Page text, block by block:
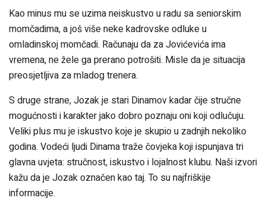
Kao minus mu se uzima neiskustvo u radu sa seniorskim
momčadima, a još više neke kadrovske odluke u
omladinskoj momčadi. Računaju da za Jovićevića ima
vremena, ne žele ga prerano potrošiti. Misle da je situacija
preosjetljiva za mladog trenera.
S druge strane, Jozak je stari Dinamov kadar čije stručne
mogućnosti i karakter jako dobro poznaju oni koji odlučuju.
Veliki plus mu je iskustvo koje je skupio u zadnjih nekoliko
godina. Vodeći ljudi Dinama traže čovjeka koji ispunjava tri
glavna uvjeta: stručnost, iskustvo i lojalnost klubu. Naši izvori
kažu da je Jozak označen kao taj. To su najfriškije
informacije.